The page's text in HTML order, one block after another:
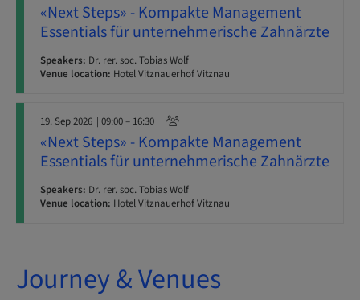
«Next Steps» - Kompakte Management
Essentials für unternehmerische Zahnärzte
Speakers: Dr. rer. soc. Tobias Wolf
Venue location: Hotel Vitznauerhof Vitznau
19. Sep 2026 | 09:00 – 16:30
«Next Steps» - Kompakte Management
Essentials für unternehmerische Zahnärzte
Speakers: Dr. rer. soc. Tobias Wolf
Venue location: Hotel Vitznauerhof Vitznau
Journey & Venues